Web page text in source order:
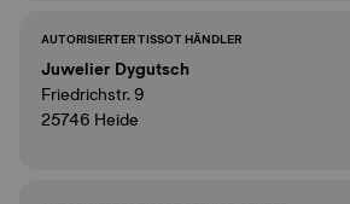
AUTORISIERTER TISSOT HÄNDLER
Juwelier Dygutsch
Friedrichstr. 9
25746 Heide